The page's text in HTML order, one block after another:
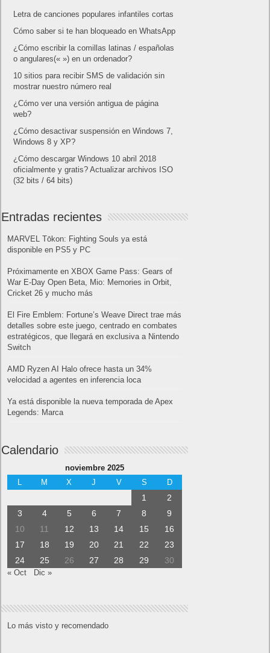
Letra de canciones populares infantiles cortas
Cómo saber si te han bloqueado en WhatsApp
¿Cómo escribir la comillas latinas / españolas
o angulares(« ») en un ordenador?
10 sitios para recibir SMS de validación sin
mostrar nuestro número real
¿Cómo ver una versión antigua de página
web?
¿Cómo desactivar suspensión en Windows 7,
Windows 8 y XP?
¿Cómo descargar Windows 10 abril 2018
oficialmente y gratis? Actualizar archivos ISO
(32 bits / 64 bits)
Entradas recientes
MARVEL Tōkon: Fighting Souls ya está
disponible en PS5 y PC
Próximamente en XBOX Game Pass: Gears of
War E-Day Open Beta, Mio: Memories in Orbit,
Cricket 26 y mucho más
El Fire Emblem: Fortune’s Weave Direct trae más
detalles sobre este juego, centrado en combates
estratégicos, que llegará en exclusiva a Nintendo
Switch
AMD Ryzen AI Halo ofrece hasta un 34%
velocidad a agentes en inferencia loca
Ya está disponible la nueva temporada de Apex
Legends: Marca
Calendario
noviembre 2025
L
M X J V S D
1
2
3
4 5 6 7 8
9
10
11 12 13 14 15
16
17
18 19 20 21 22
23
24
25 26 27 28 29 30
« Oct Dic »
Lo más visto y recomendado